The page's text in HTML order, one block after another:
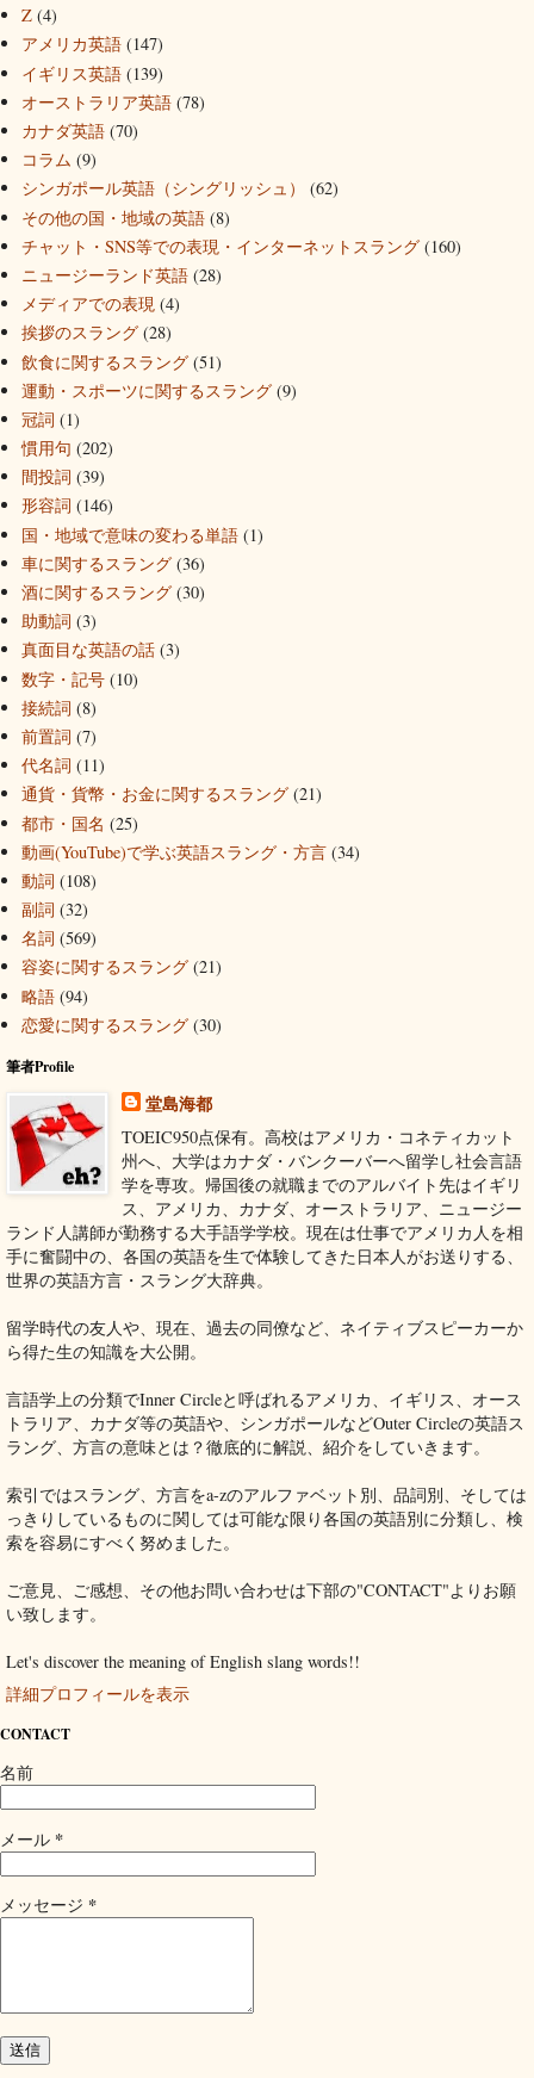
Z (4)
アメリカ英語 (147)
イギリス英語 (139)
オーストラリア英語 (78)
カナダ英語 (70)
コラム (9)
シンガポール英語（シングリッシュ）
(62)
その他の国・地域の英語 (8)
チャット・SNS等での表現・インターネットスラング (160)
ニュージーランド英語 (28)
メディアでの表現 (4)
挨拶のスラング (28)
飲食に関するスラング (51)
運動・スポーツに関するスラング (9)
冠詞 (1)
慣用句 (202)
間投詞 (39)
形容詞 (146)
国・地域で意味の変わる単語 (1)
車に関するスラング (36)
酒に関するスラング (30)
助動詞 (3)
真面目な英語の話 (3)
数字・記号 (10)
接続詞 (8)
前置詞 (7)
代名詞 (11)
通貨・貨幣・お金に関するスラング (21)
都市・国名 (25)
動画(YouTube)で学ぶ英語スラング・方言 (34)
動詞 (108)
副詞 (32)
名詞 (569)
容姿に関するスラング (21)
略語 (94)
恋愛に関するスラング (30)
筆者Profile
堂島海都
TOEIC950点保有。高校はアメリカ・コネティカット
州へ、大学はカナダ・バンクーバーへ留学し社会言語
学を専攻。帰国後の就職までのアルバイト先はイギリ
ス、アメリカ、カナダ、オーストラリア、ニュージー
ランド人講師が勤務する大手語学学校。現在は仕事でアメリカ人を相
手に奮闘中の、各国の英語を生で体験してきた日本人がお送りする、
世界の英語方言・スラング大辞典。
留学時代の友人や、現在、過去の同僚など、ネイティブスピーカーか
ら得た生の知識を大公開。
言語学上の分類でInner Circleと呼ばれるアメリカ、イギリス、オース
トラリア、カナダ等の英語や、シンガポールなどOuter Circleの英語ス
ラング、方言の意味とは？徹底的に解説、紹介をしていきます。
索引ではスラング、方言をa-zのアルファベット別、品詞別、そしては
っきりしているものに関しては可能な限り各国の英語別に分類し、検
索を容易にすべく努めました。
ご意見、ご感想、その他お問い合わせは下部の"CONTACT"よりお願
い致します。
Let's discover the meaning of English slang words!!
詳細プロフィールを表示
CONTACT
名前
メール *
メッセージ *